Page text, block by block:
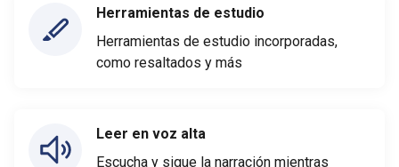
Herramientas de estudio
Herramientas de estudio incorporadas,
como resaltados y más
Leer en voz alta
Escucha y sigue la narración mientras